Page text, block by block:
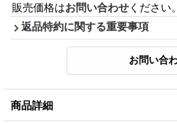
販売価格はお問い合わせ ください。
返品特約に関する重要事項
商品詳細